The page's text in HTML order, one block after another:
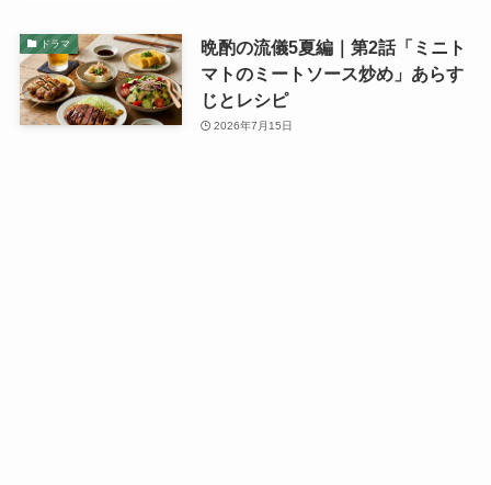
ドラマ
晩酌の流儀5夏編｜第2話「ミニト
マトのミートソース炒め」あらす
じとレシピ
2026年7月15日